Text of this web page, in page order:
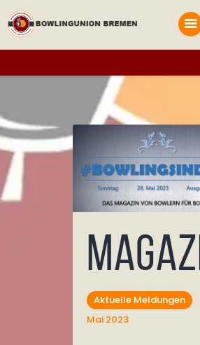
Vereine
Archiv
Anmelden
Aktuelle Meldungen
Mai 2023